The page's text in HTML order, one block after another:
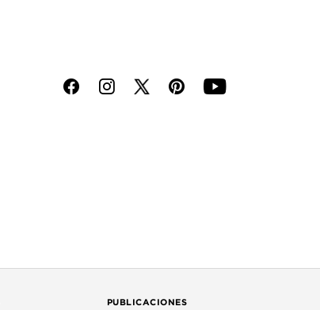
f i p y
PUBLICACIONES